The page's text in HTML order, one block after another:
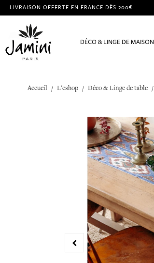
LIVRAISON OFFERTE EN FRANCE DÈS 200€
DÉCO & LINGE DE MAISON
Accueil L'eshop Déco & Linge de table